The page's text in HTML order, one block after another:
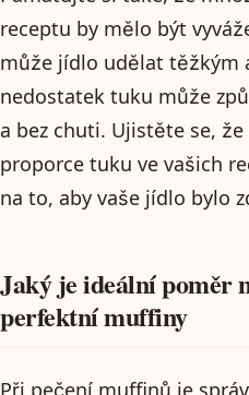
receptu by mělo být
může jídlo udělat těžkým
nedostatek tuku může
a bez chuti. Ujistěte se,
proporce tuku ve vašich
na to, aby vaše jídlo bylo
Jaký je ideální poměr
perfektní muffiny
Při pečení muffinů je